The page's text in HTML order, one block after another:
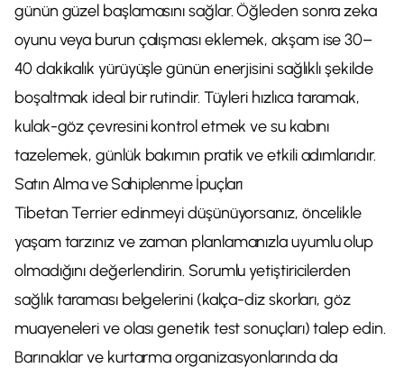
günün güzel başlamasını sağlar. Öğleden sonra zeka
oyunu veya burun çalışması eklemek, akşam ise 30–
40 dakikalık yürüyüşle günün enerjisini sağlıklı şekilde
boşaltmak ideal bir rutindir. Tüyleri hızlıca taramak,
kulak-göz çevresini kontrol etmek ve su kabını
tazelemek, günlük bakımın pratik ve etkili adımlarıdır.
Satın Alma ve Sahiplenme İpuçları
Tibetan Terrier edinmeyi düşünüyorsanız, öncelikle
yaşam tarzınız ve zaman planlamanızla uyumlu olup
olmadığını değerlendirin. Sorumlu yetiştiricilerden
sağlık taraması belgelerini (kalça-diz skorları, göz
muayeneleri ve olası genetik test sonuçları) talep edin.
Barınaklar ve kurtarma organizasyonlarında da